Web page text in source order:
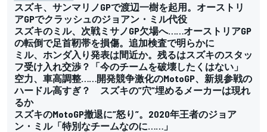
スズキ、サンマリノGPで渡辺一樹を起用。オーストリ
アGPでクラッシュのジョアン・ミル代役
スズキのミル、次戦ミサノGP欠場へ……オーストリアGP
の転倒で足首靭帯を損傷。追加検査で明らかに
ミル、ホンダ入り発表は間近か。残るはスズキのスタッ
フ受け入れ交渉？「今のチームを破壊したくはない」
空力、車高調整……開発競争激化のMotoGP、新規参戦の
ハードル高すぎ？ スズキの”穴”埋めるメーカーは現れ
るか
スズキのMotoGP撤退に”怒り”。2020年王者のジョア
ン・ミル「特別なチームなのに……」